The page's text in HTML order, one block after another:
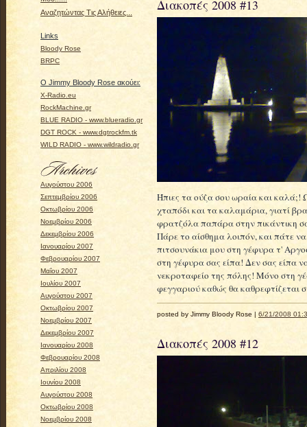
Αναζητώντας Τις Αλήθειες...
Links
Bloody Rose
BRPC
Ο Jimmy Bloody Rose ακούει:
X-Radio.eu
RockMachine.gr
BLUE RADIO - www.blueradio.gr
DGT ROCK - www.dgtrockfm.tk
WILD RADIO - www.wildradio.gr
Αυγούστου 2006
Σεπτεμβρίου 2006
Οκτωβρίου 2006
Νοεμβρίου 2006
Δεκεμβρίου 2006
Ιανουαρίου 2007
Φεβρουαρίου 2007
Μαΐου 2007
Ιουλίου 2007
Αυγούστου 2007
Οκτωβρίου 2007
Νοεμβρίου 2007
Δεκεμβρίου 2007
Ιανουαρίου 2008
Φεβρουαρίου 2008
Απριλίου 2008
Ιουνίου 2008
Αυγούστου 2008
Οκτωβρίου 2008
Νοεμβρίου 2008
Διακοπές 2008 #13
Ήπιες τα ούζα σου ωραία και καλά;!
χταπόδι και τα καλαμάρια, γιατί
φρατζόλα παπάρα στην πικάντικη
Πάρε το αίσθημα λοιπόν, και πάτε
πιτσουνάκια μου στη γέφυρα τ'
στη γέφυρα σας είπα! Δεν σας είπα
νεκροταφείο της πόλης! Μόνο στη
φεγγαριού καθώς θα
posted by Jimmy Bloody Rose | 6/21/2008
Διακοπές 2008 #12